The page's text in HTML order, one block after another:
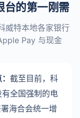
台的第一刚需
特本地各家银行
Pay 与现金
截至目前，科
有全国强制的电
海合会统一增